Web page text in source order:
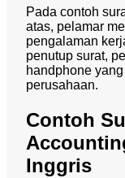
Pada contoh
atas, pelamar
pengalaman
penutup surat,
handphone
perusahaan.
Contoh
Inggris